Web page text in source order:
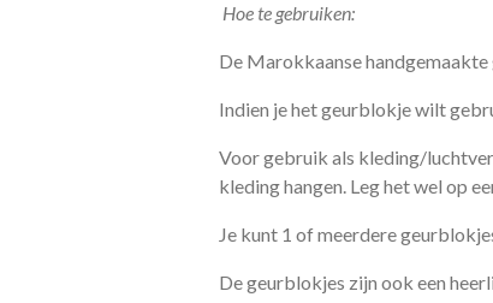
Hoe te gebruiken:
De Marokkaanse
Indien je het geurblokje wilt
Voor gebruik als kleding/
kleding hangen. Leg het wel op
Je kunt 1 of meerdere
De geurblokjes zijn ook een